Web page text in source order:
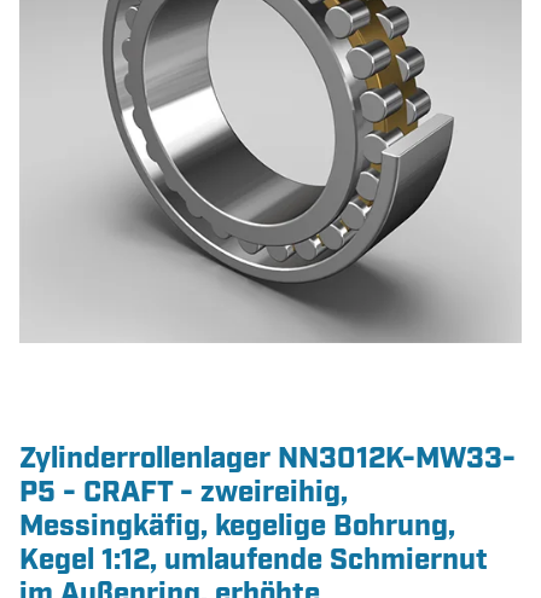
Zylinderrollenlager NN3012K-MW33-
P5 - CRAFT - zweireihig,
Messingkäfig, kegelige Bohrung,
Kegel 1:12, umlaufende Schmiernut